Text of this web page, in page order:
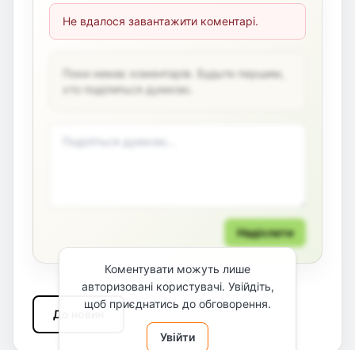
Не вдалося завантажити коментарі.
Поки немає коментарів. Будьте першим,
хто поділиться думкою.
Надіслати
Коментувати можуть лише
авторизовані користувачі. Увійдіть,
щоб приєднатись до обговорення.
Увійти
До новин